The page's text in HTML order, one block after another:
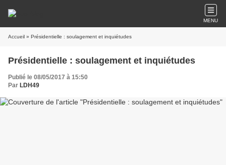
MENU
Accueil » Présidentielle : soulagement et inquiétudes
Présidentielle : soulagement et inquiétudes
Publié le 08/05/2017 à 15:50
Par LDH49